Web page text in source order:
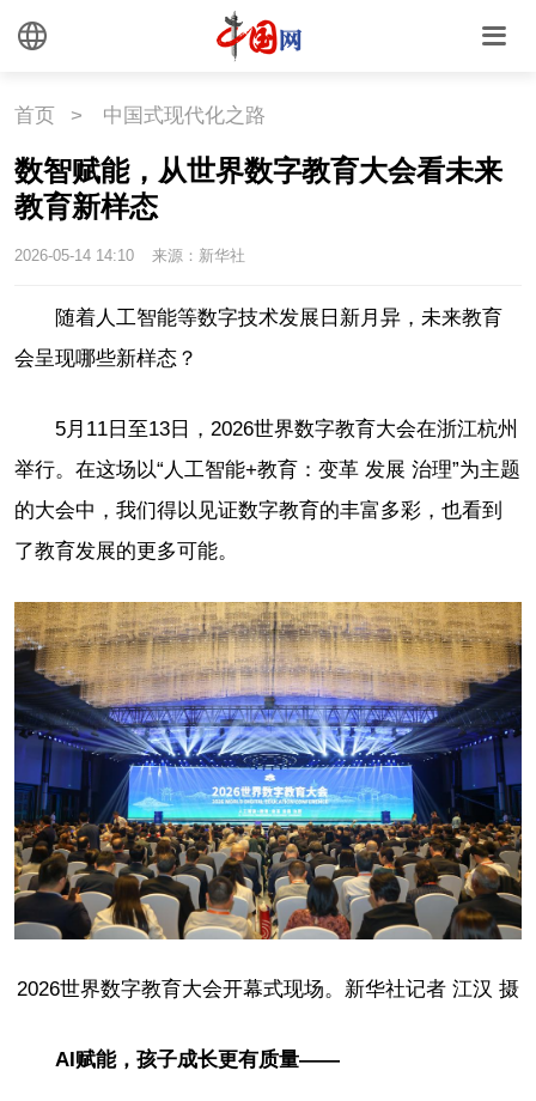
首页 > 中国式现代化之路
数智赋能，从世界数字教育大会看未来
教育新样态
2026-05-14 14:10 来源：新华社
随着人工智能等数字技术发展日新月异，未来教育
会呈现哪些新样态？
5月11日至13日，2026世界数字教育大会在浙江杭州
举行。在这场以“人工智能+教育：变革 发展 治理”为主题
的大会中，我们得以见证数字教育的丰富多彩，也看到
了教育发展的更多可能。
2026世界数字教育大会开幕式现场。新华社记者 江汉 摄
AI赋能，孩子成长更有质量——